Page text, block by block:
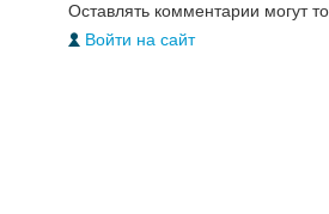
Оставлять комментарии могут
Войти на сайт